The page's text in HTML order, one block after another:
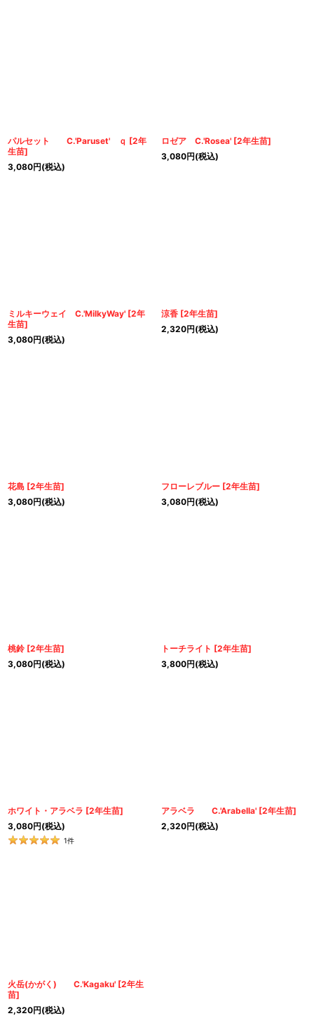
パルセット C.'Paruset' ｑ [2年
生苗]
3,080円(税込)
ロゼア C.'Rosea' [2年生苗]
3,080円(税込)
ミルキーウェイ C.'MilkyWay' [2年
生苗]
3,080円(税込)
涼香 [2年生苗]
2,320円(税込)
花島 [2年生苗]
3,080円(税込)
フローレブルー [2年生苗]
3,080円(税込)
桃鈴 [2年生苗]
3,080円(税込)
トーチライト [2年生苗]
3,800円(税込)
ホワイト・アラベラ [2年生苗]
3,080円(税込)
1件
アラベラ C.'Arabella' [2年生苗]
2,320円(税込)
火岳(かがく) C.'Kagaku' [2年生
苗]
2,320円(税込)